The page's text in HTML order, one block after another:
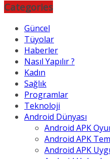
Categories
Güncel
Tüyolar
Haberler
Nasıl Yapılır ?
Kadın
Sağlık
Programlar
Teknoloji
Android Dünyası
Android APK
Android APK
Android APK